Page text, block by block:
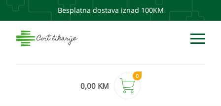
Besplatna dostava iznad 100KM
0,00 KM
0